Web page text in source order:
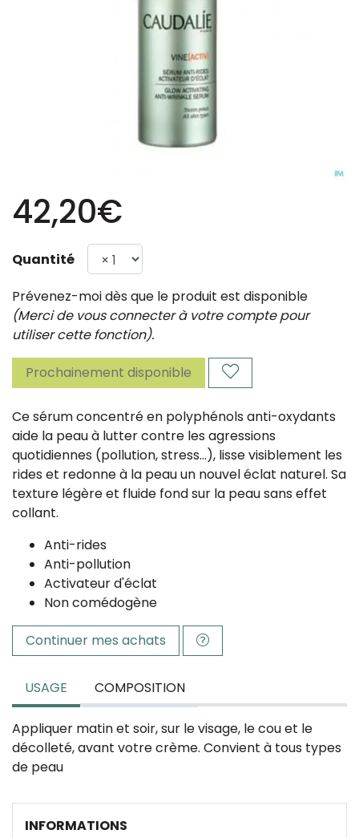
42,20€
Quantité
Prévenez-moi dès que le produit est disponible
(Merci de vous connecter à votre compte pour
utiliser cette fonction).
Prochainement disponible
Ce sérum concentré en polyphénols anti-oxydants
aide la peau à lutter contre les agressions
quotidiennes (pollution, stress…), lisse visiblement les
rides et redonne à la peau un nouvel éclat naturel. Sa
texture légère et fluide fond sur la peau sans effet
collant.
Anti-rides
Anti-pollution
Activateur d'éclat
Non comédogène
Continuer mes achats
USAGE COMPOSITION
Appliquer matin et soir, sur le visage, le cou et le
décolleté, avant votre crème. Convient à tous types
de peau
INFORMATIONS